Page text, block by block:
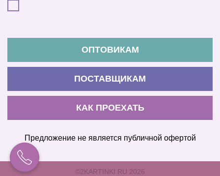
ОПТОВИКАМ
ПОСТАВЩИКАМ
КАК ПРОЕХАТЬ
Предложение не является публичной офертой
©2KARTINKI.RU 2026